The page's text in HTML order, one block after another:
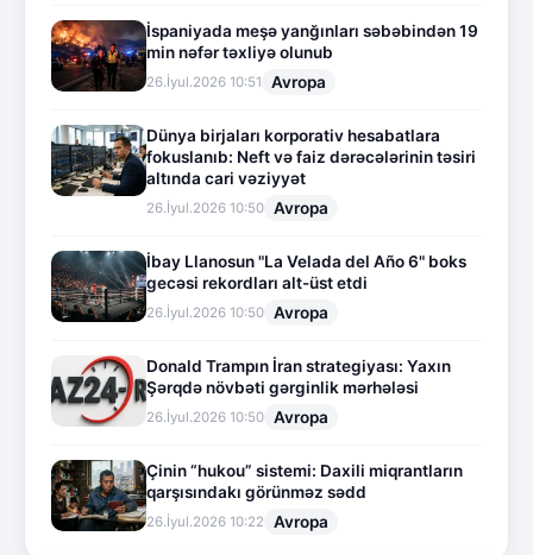
İspaniyada meşə yanğınları səbəbindən 19
min nəfər təxliyə olunub
26.İyul.2026 10:51 Avropa
Dünya birjaları korporativ hesabatlara
fokuslanıb: Neft və faiz dərəcələrinin təsiri
altında cari vəziyyət
26.İyul.2026 10:50 Avropa
İbay Llanosun "La Velada del Año 6" boks
gecəsi rekordları alt-üst etdi
26.İyul.2026 10:50 Avropa
Donald Trampın İran strategiyası: Yaxın
Şərqdə növbəti gərginlik mərhələsi
26.İyul.2026 10:50 Avropa
Çinin “hukou” sistemi: Daxili miqrantların
qarşısındakı görünməz sədd
26.İyul.2026 10:22 Avropa